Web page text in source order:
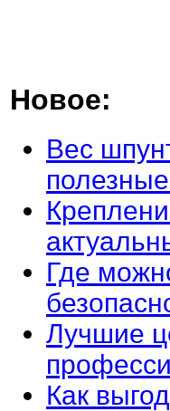
Новое:
Вес
Где
Лучшие
Как